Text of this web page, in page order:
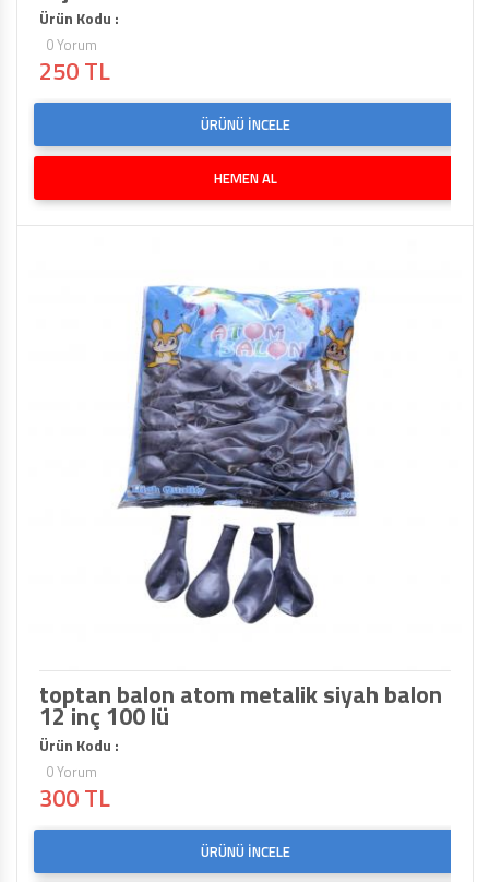
Ürün Kodu :
0 Yorum
250 TL
ÜRÜNÜ İNCELE
HEMEN AL
toptan balon atom metalik siyah balon
12 inç 100 lü
Ürün Kodu :
0 Yorum
300 TL
ÜRÜNÜ İNCELE